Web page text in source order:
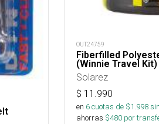
OUT24759
Fiberfilled
(Winnie Travel Kit)
Solarez
$ 11.990
en 6cuotas de $1.998
ahorras $480 por